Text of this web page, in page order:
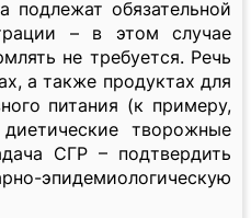
подлежат обязательной
– в этом случае
не требуется. Речь
а также продуктах для
питания (к примеру,
творожные
СГР – подтвердить
эпидемиологическую